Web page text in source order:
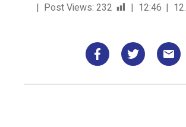
12:46
Post Views: 232